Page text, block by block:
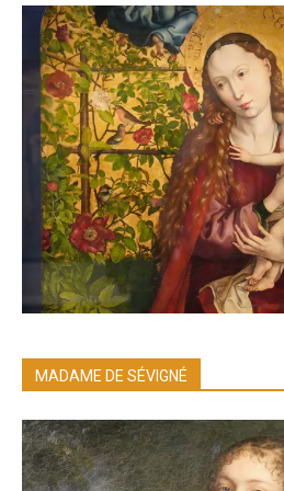
MADAME DE SÉVIGNÉ